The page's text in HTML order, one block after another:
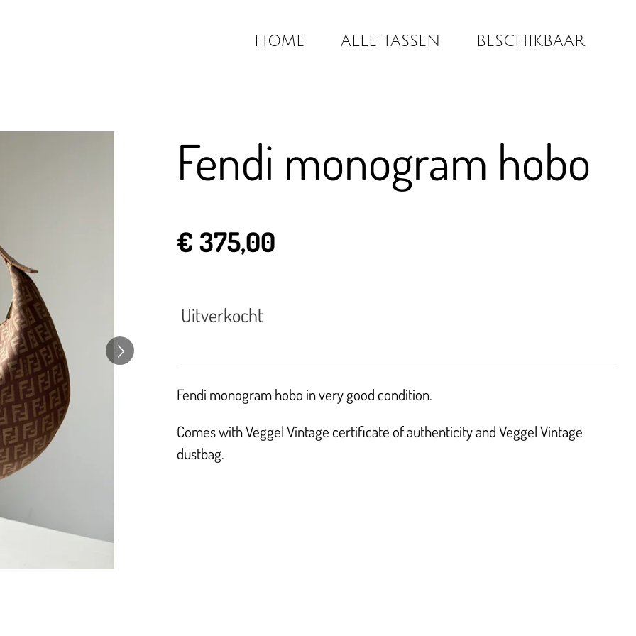
HOME ALLE TASSEN BESCHIKBAAR
Fendi monogram hobo
€ 375,00
Uitverkocht
Fendi monogram hobo in very good condition.
Comes with Veggel Vintage certificate of authenticity and Veggel Vintage
dustbag.